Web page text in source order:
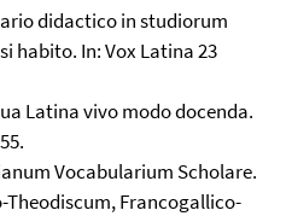
didactico in studiorum
habito. In: Vox Latina 23
Latina vivo modo docenda.
Vocabularium Scholare.
Francogallico-